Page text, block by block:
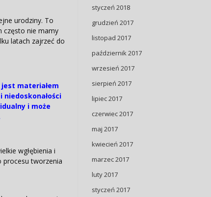
urodziny. To
często nie mamy
latach zajrzeć do
jest materiałem
i może
wgłębienia i
procesu tworzenia
styczeń 2018
grudzień 2017
listopad 2017
październik 2017
wrzesień 2017
sierpień 2017
lipiec 2017
czerwiec 2017
maj 2017
kwiecień 2017
marzec 2017
luty 2017
styczeń 2017